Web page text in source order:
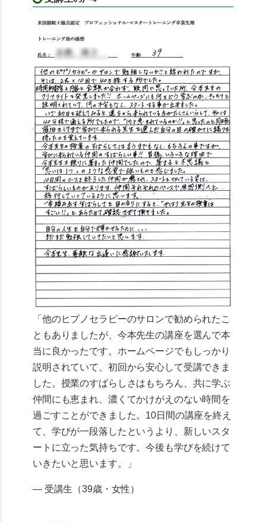
「他のヒプノセラピーのサロンで勧められたこ
ともありましたが、今本先生の講座を選んで本
当に良かったです。ホームページでもしっかり
説明されていて、初回から安心して受講できま
した。授業のすばらしさはもちろん、共に学ぶ
仲間にも恵まれ、濃くてかけがえのない時間を
過ごすことができました。10日間の講座を終え
て、学びが一段落したというより、新しいスタ
ートに立った気持ちです。今後も学びを続けて
いきたいと思います。」
— 受講生（39歳・女性）